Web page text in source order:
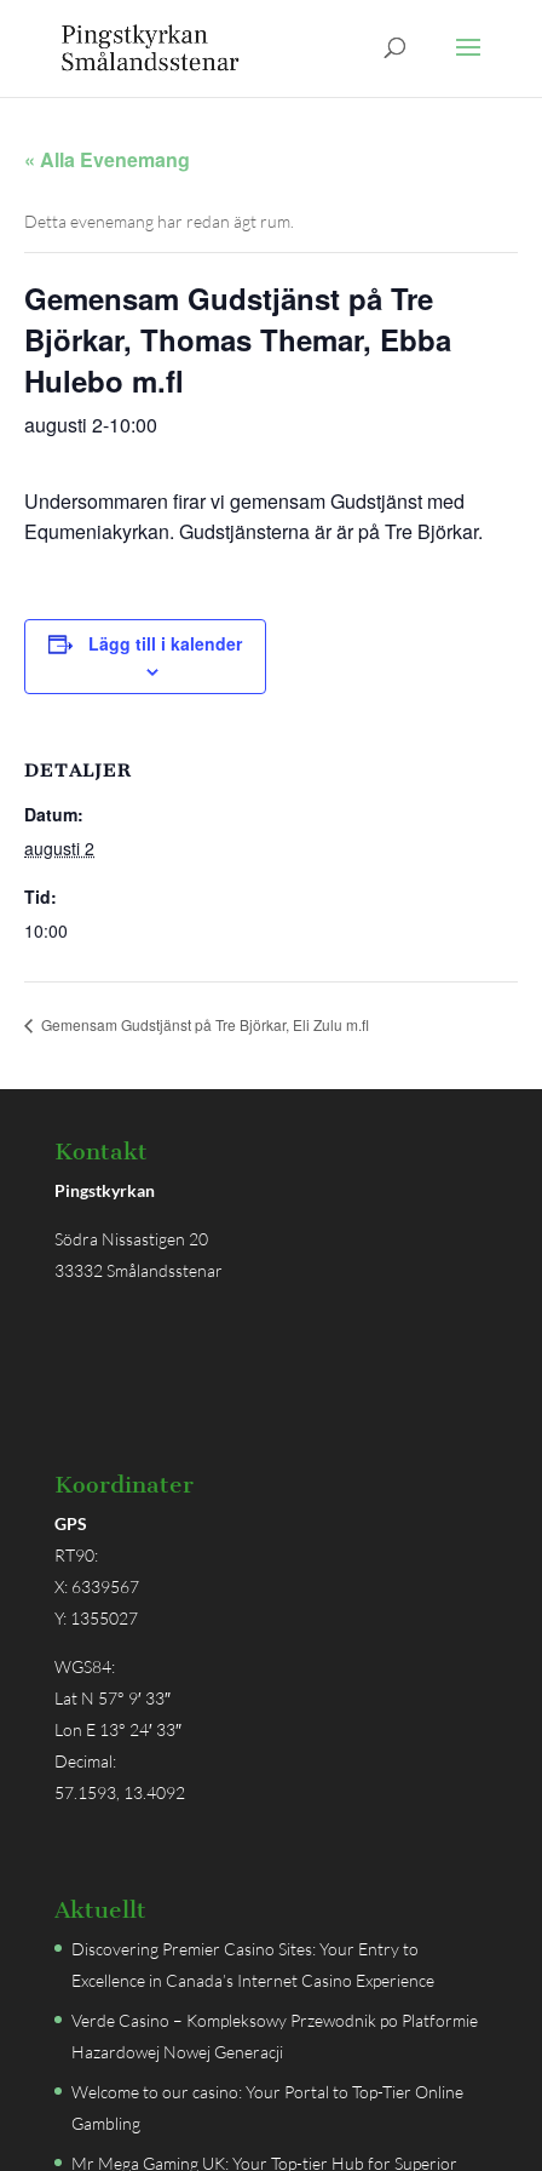
« Alla Evenemang
Detta evenemang har redan ägt rum.
Gemensam Gudstjänst på Tre
Björkar, Thomas Themar, Ebba
Hulebo m.fl
augusti 2-10:00
Undersommaren firar vi gemensam Gudstjänst med
Equmeniakyrkan. Gudstjänsterna är är på Tre Björkar.
Lägg till i kalender
DETALJER
Datum:
augusti 2
Tid:
10:00
Gemensam Gudstjänst på Tre Björkar, Eli Zulu m.fl
Kontakt
Pingstkyrkan
Södra Nissastigen 20
33332 Smålandsstenar
Koordinater
GPS
RT90:
X: 6339567
Y: 1355027
WGS84:
Lat N 57° 9′ 33″
Lon E 13° 24′ 33″
Decimal:
57.1593, 13.4092
Aktuellt
Discovering Premier Casino Sites: Your Entry to
Excellence in Canada’s Internet Casino Experience
Verde Casino – Kompleksowy Przewodnik po Platformie
Hazardowej Nowej Generacji
Welcome to our casino: Your Portal to Top-Tier Online
Gambling
Mr Mega Gaming UK: Your Top-tier Hub for Superior